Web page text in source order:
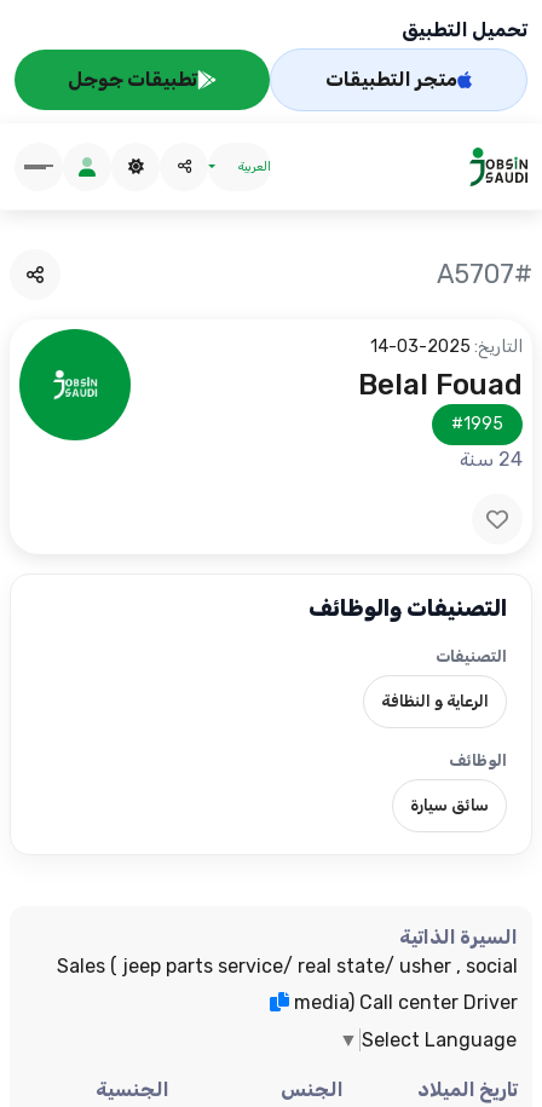
تحميل التطبيق
متجر التطبيقات تطبيقات جوجل
العربية
#A5707
التاريخ: 2025-03-14
Belal Fouad
#1995
24 سنة
التصنيفات والوظائف
التصنيفات
الرعاية و النظافة
الوظائف
سائق سيارة
السيرة الذاتية
Sales ( jeep parts service/ real state/ usher , social
media) Call center Driver
Select Language
▼
تاريخ الميلاد الجنس الجنسية